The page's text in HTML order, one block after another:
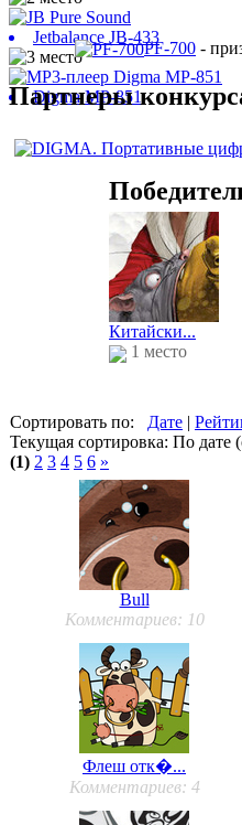
Jetbalance JB-433
Digma MP-851
PF-700 -
Партнеры
Китайски...
1 место
Сортировать по: Дате |
Текущая сортировка: По дате
(1) 2 3 4 5 6 »
Bull
Комментариев: 10
Флеш отк�...
Комментариев: 4